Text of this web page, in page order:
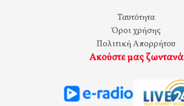
Ταυτότητα
Όροι χρήσης
Πολιτική Απορρήτου
Ακούστε μας ζωντανά